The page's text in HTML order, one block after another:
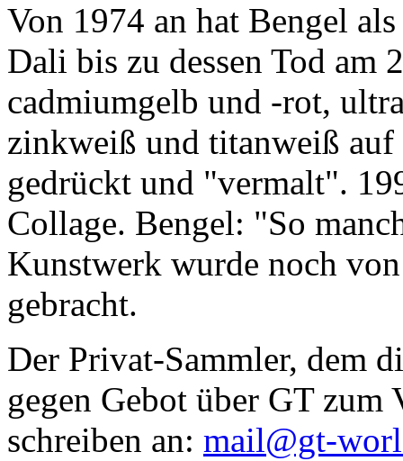
Von 1974 an hat Bengel
Dali bis zu dessen Tod am
cadmiumgelb und -rot,
zinkweiß und titanweiß
gedrückt und "vermalt".
Collage. Bengel: "So
Kunstwerk wurde noch
gebracht.
Der Privat-Sammler, dem
gegen Gebot über GT zum
schreiben an: mail@gt-